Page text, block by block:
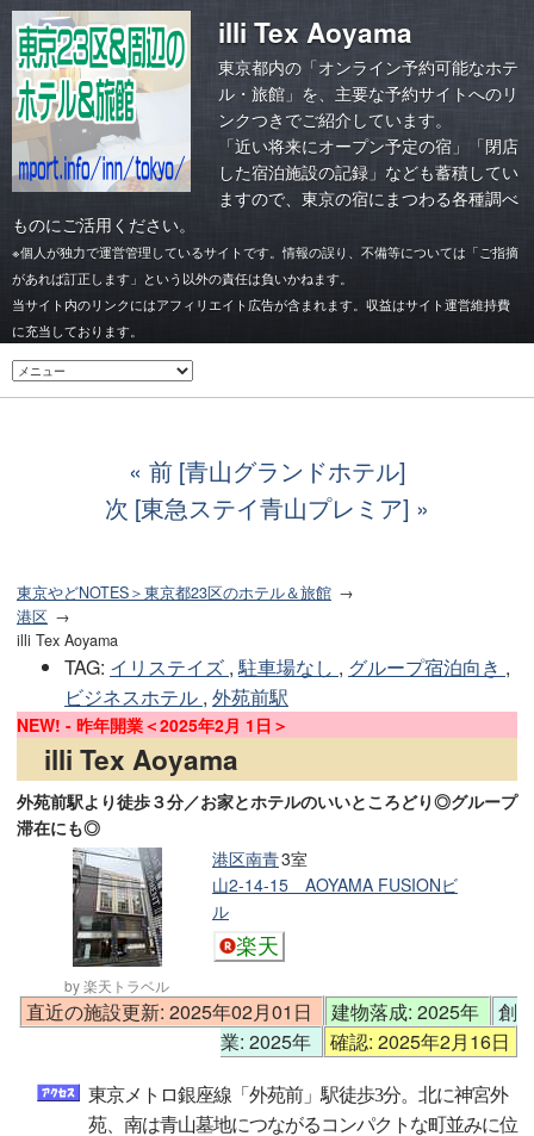
illi Tex Aoyama
東京都内の「オンライン予約可能なホテ
ル・旅館」を、主要な予約サイトへのリ
ンクつきでご紹介しています。
「近い将来にオープン予定の宿」「閉店
した宿泊施設の記録」なども蓄積してい
ますので、東京の宿にまつわる各種調べ
ものにご活用ください。
※個人が独力で運営管理しているサイトです。情報の誤り、不備等については「ご指摘
があれば訂正します」という以外の責任は負いかねます。
当サイト内のリンクにはアフィリエイト広告が含まれます。収益はサイト運営維持費
に充当しております。
前 [青山グランドホテル]
次 [東急ステイ青山プレミア]
東京やどNOTES＞東京都23区のホテル＆旅館
港区
illi Tex Aoyama
TAG: イリステイズ , 駐車場なし , グループ宿泊向き ,
ビジネスホテル , 外苑前駅
NEW! - 昨年開業＜2025年2月 1日＞
illi Tex Aoyama
外苑前駅より徒歩３分／お家とホテルのいいところどり◎グループ
滞在にも◎
by 楽天トラベル
3室
港区南青
山2-14-15 AOYAMA FUSIONビ
ル
楽天
直近の施設更新: 2025年02月01日 建物落成: 2025年
創
業: 2025年
確認: 2025年2月16日
東京メトロ銀座線「外苑前」駅徒歩3分。北に神宮外
苑、南は青山墓地につながるコンパクトな町並みに位